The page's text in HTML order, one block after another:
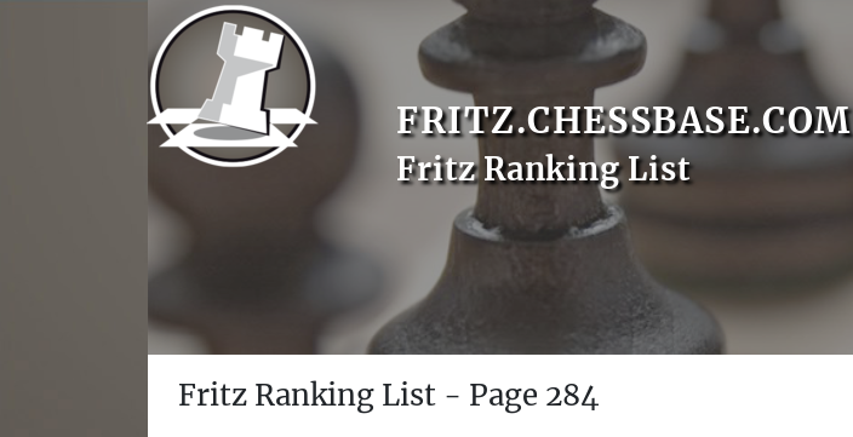
FRITZ.CHESSBASE.COM
Fritz Ranking List
Fritz Ranking List - Page 284